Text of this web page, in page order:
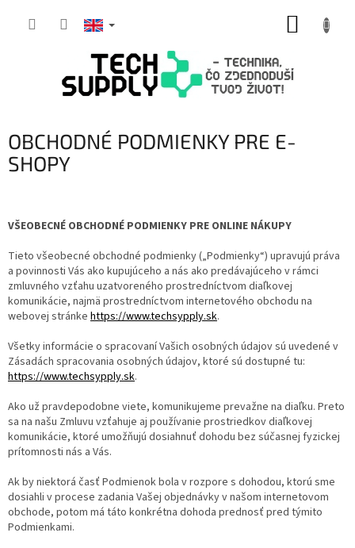
OBCHODNÉ PODMIENKY PRE E-
SHOPY
VŠEOBECNÉ OBCHODNÉ PODMIENKY PRE ONLINE NÁKUPY
Tieto všeobecné obchodné podmienky („Podmienky“) upravujú práva
a povinnosti Vás ako kupujúceho a nás ako predávajúceho v rámci
zmluvného vzťahu uzatvoreného prostredníctvom diaľkovej
komunikácie, najmä prostredníctvom internetového obchodu na
webovej stránke https://www.techsypply.sk.
Všetky informácie o spracovaní Vašich osobných údajov sú uvedené v
Zásadách spracovania osobných údajov, ktoré sú dostupné tu:
https://www.techsypply.sk.
Ako už pravdepodobne viete, komunikujeme prevažne na diaľku. Preto
sa na našu Zmluvu vzťahuje aj používanie prostriedkov diaľkovej
komunikácie, ktoré umožňujú dosiahnuť dohodu bez súčasnej fyzickej
prítomnosti nás a Vás.
Ak by niektorá časť Podmienok bola v rozpore s dohodou, ktorú sme
dosiahli v procese zadania Vašej objednávky v našom internetovom
obchode, potom má táto konkrétna dohoda prednosť pred týmito
Podmienkami.